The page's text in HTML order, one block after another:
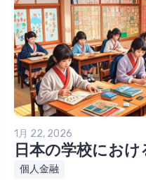
1月 22, 2026
日本の学校にお
個人金融